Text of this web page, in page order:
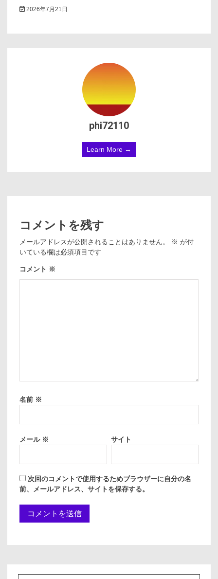
2026年7月21日
phi72110
Learn More →
コメントを残す
メールアドレスが公開されることはありません。 ※ が付
いている欄は必須項目です
コメント ※
名前 ※
メール ※ サイト
次回のコメントで使用するためブラウザーに自分の名
前、メールアドレス、サイトを保存する。